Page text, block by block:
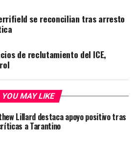
se reconcilian tras arresto
de reclutamiento del ICE,
YOU MAY LIKE
Lillard destaca apoyo positivo tras
a Tarantino